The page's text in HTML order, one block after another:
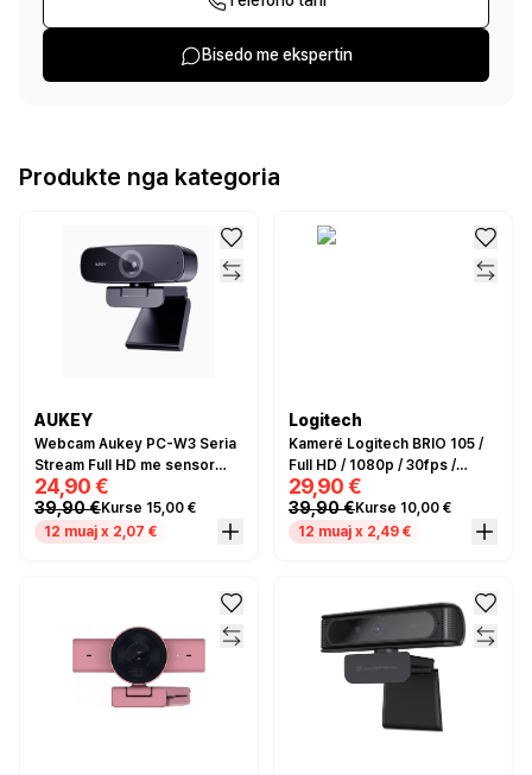
Bisedo me ekspertin
Produkte nga kategoria
AUKEY
Webcam Aukey PC-W3 Seria
Stream Full HD me sensor
1/2.9"-CMOS e zezë
24,90 €
39,90 €Kurse 15,00 €
12 muaj x 2,07 €
Logitech
Kamerë Logitech BRIO 105 /
Full HD / 1080p / 30fps /
Auto-Light Balance /
Microphone / USB-A - Zezë
29,90 €
39,90 €Kurse 10,00 €
12 muaj x 2,49 €